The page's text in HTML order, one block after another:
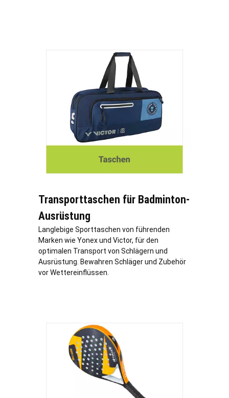
Transporttaschen für Badminton-
Ausrüstung
Langlebige Sporttaschen von führenden
Marken wie Yonex und Victor, für den
optimalen Transport von Schlägern und
Ausrüstung. Bewahren Schläger und Zubehör
vor Wettereinflüssen.